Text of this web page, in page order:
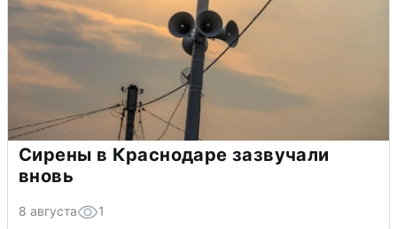
Сирены в Краснодаре зазвучали
вновь
8 августа 1